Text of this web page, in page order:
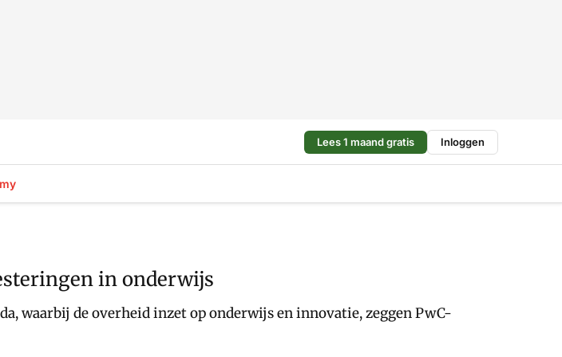
Lees 1 maand gratis Inloggen
in onderwijs
waarbij de overheid inzet op onderwijs en innovatie, zeggen PwC-